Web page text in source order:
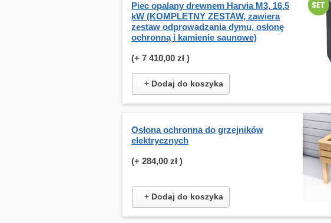
Piec opalany drewnem Harvia M3, 16,5
kW (KOMPLETNY ZESTAW, zawiera
zestaw odprowadzania dymu, osłonę
ochronną i kamienie saunowe)
(+ 7 410,00 zł )
+ Dodaj do koszyka
Osłona ochronna do grzejników
elektrycznych
(+ 284,00 zł )
+ Dodaj do koszyka